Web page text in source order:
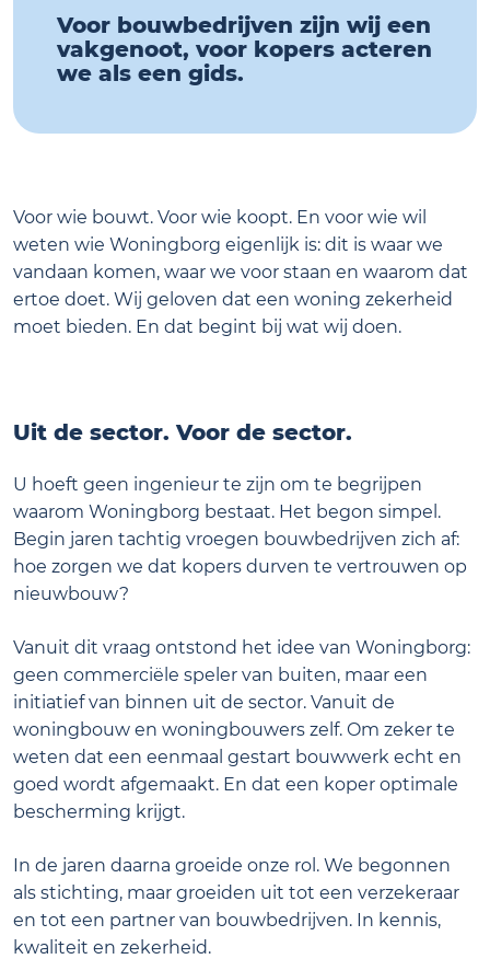
Voor bouwbedrijven zijn wij een
vakgenoot, voor kopers acteren
we als een gids.
Voor wie bouwt. Voor wie koopt. En voor wie wil
weten wie Woningborg eigenlijk is: dit is waar we
vandaan komen, waar we voor staan en waarom dat
ertoe doet. Wij geloven dat een woning zekerheid
moet bieden. En dat begint bij wat wij doen.
Uit de sector. Voor de sector.
U hoeft geen ingenieur te zijn om te begrijpen
waarom Woningborg bestaat. Het begon simpel.
Begin jaren tachtig vroegen bouwbedrijven zich af:
hoe zorgen we dat kopers durven te vertrouwen op
nieuwbouw?
Vanuit dit vraag ontstond het idee van Woningborg:
geen commerciële speler van buiten, maar een
initiatief van binnen uit de sector. Vanuit de
woningbouw en woningbouwers zelf. Om zeker te
weten dat een eenmaal gestart bouwwerk echt en
goed wordt afgemaakt. En dat een koper optimale
bescherming krijgt.
In de jaren daarna groeide onze rol. We begonnen
als stichting, maar groeiden uit tot een verzekeraar
en tot een partner van bouwbedrijven. In kennis,
kwaliteit en zekerheid.